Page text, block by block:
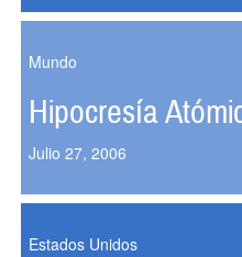
Mundo
Hipocresía
Julio 27, 2006
Estados Unidos